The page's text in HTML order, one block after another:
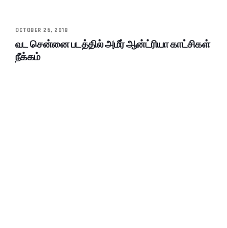
OCTOBER 26, 2018
வட சென்னை படத்தில் அமீர் ஆன்ட்ரியா காட்சிகள்
நீக்கம்